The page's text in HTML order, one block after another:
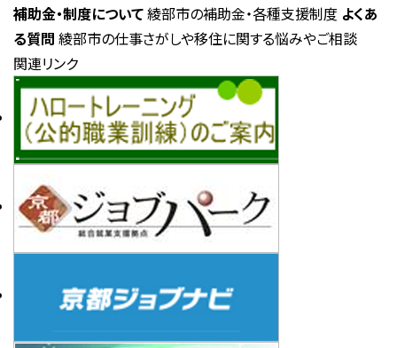
補助金・制度について綾部市の補助金・各種支援制度 よくあ
る質問 綾部市の仕事さがしや移住に関する悩みやご相談
関連リンク